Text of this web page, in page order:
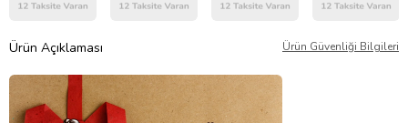
Ürün Açıklaması Ürün Güvenliği Bilgileri